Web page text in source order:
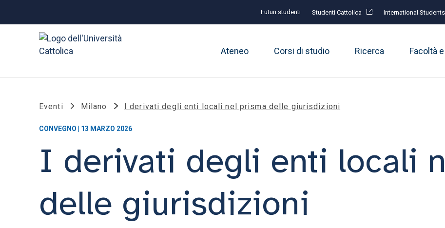
Futuri studenti Studenti Cattolica International Students
Ateneo Corsi di studio Ricerca Facoltà
Eventi Milano I derivati degli enti locali nel prisma delle giurisdizioni
CONVEGNO | 13 MARZO 2026
I derivati degli enti locali
delle giurisdizioni